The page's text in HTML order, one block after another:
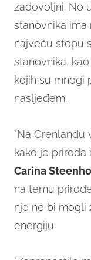
zadovoljni. No
stanovnika
najveću stopu
stanovnika,
kojih su mnogi
nasljeđem.
"Na Grenlandu
kako je priroda
Carina
na temu
nje ne bi mogli
energiju.